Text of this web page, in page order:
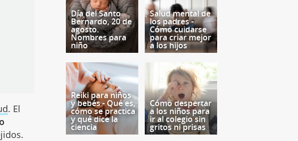
. El
Día del Santo
Bernardo, 20 de
agosto.
Nombres para
niño
Salud mental de
los padres -
Cómo cuidarse
para criar mejor
a los hijos
Reiki para niños
y bebés - Qué es,
cómo se practica
y qué dice la
ciencia
Cómo despertar
a los niños para
ir al colegio sin
gritos ni prisas